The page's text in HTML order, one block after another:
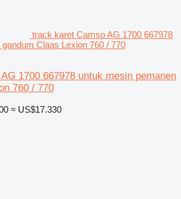
track karet Camso AG 1700 667978
Claas Lexion 760 / 770
1700 667978 untuk mesin pemanen
760 / 770
≈ US$17.330